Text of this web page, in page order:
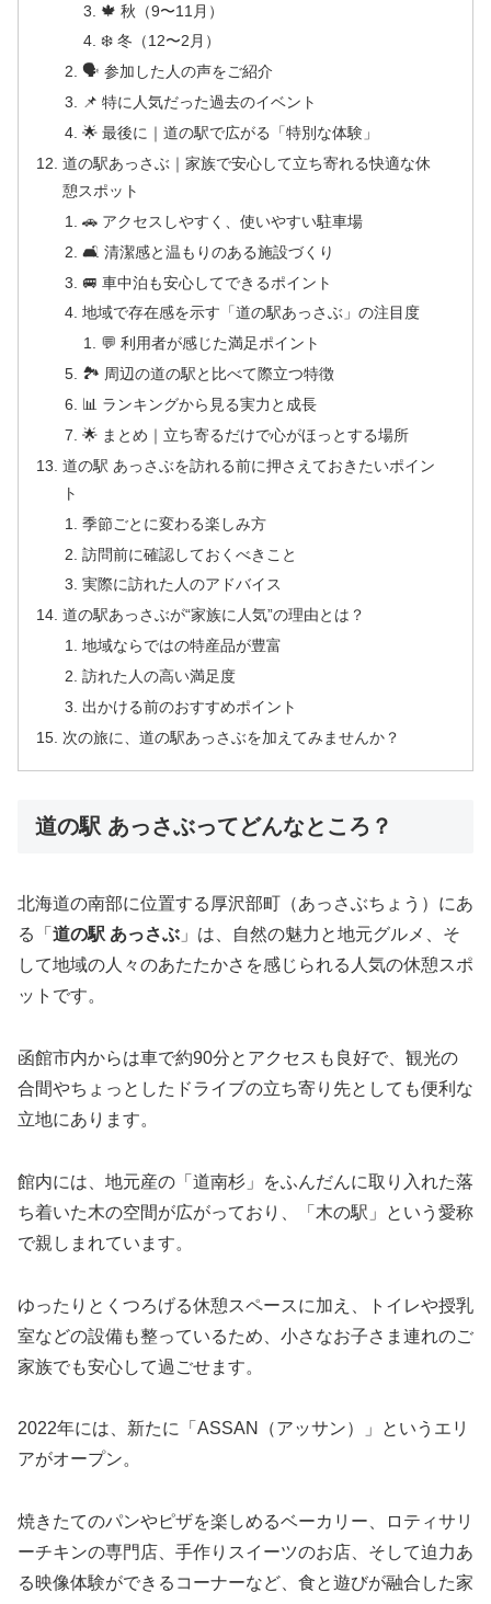
🍁 秋（9〜11月）
❄️ 冬（12〜2月）
🗣 参加した人の声をご紹介
📌 特に人気だった過去のイベント
🌟 最後に｜道の駅で広がる「特別な体験」
道の駅あっさぶ｜家族で安心して立ち寄れる快適な休
憩スポット
🚗 アクセスしやすく、使いやすい駐車場
🛋 清潔感と温もりのある施設づくり
🚐 車中泊も安心してできるポイント
地域で存在感を示す「道の駅あっさぶ」の注目度
💬 利用者が感じた満足ポイント
🏞 周辺の道の駅と比べて際立つ特徴
📊 ランキングから見る実力と成長
🌟 まとめ｜立ち寄るだけで心がほっとする場所
道の駅 あっさぶを訪れる前に押さえておきたいポイン
ト
季節ごとに変わる楽しみ方
訪問前に確認しておくべきこと
実際に訪れた人のアドバイス
道の駅あっさぶが“家族に人気”の理由とは？
地域ならではの特産品が豊富
訪れた人の高い満足度
出かける前のおすすめポイント
次の旅に、道の駅あっさぶを加えてみませんか？
道の駅 あっさぶってどんなところ？
北海道の南部に位置する厚沢部町（あっさぶちょう）にあ
る「 道の駅 あっさぶ 」は、自然の魅力と地元グルメ、そ
して地域の人々のあたたかさを感じられる人気の休憩スポ
ットです。
函館市内からは車で約90分とアクセスも良好で、観光の
合間やちょっとしたドライブの立ち寄り先としても便利な
立地にあります。
館内には、地元産の「道南杉」をふんだんに取り入れた落
ち着いた木の空間が広がっており、「木の駅」という愛称
で親しまれています。
ゆったりとくつろげる休憩スペースに加え、トイレや授乳
室などの設備も整っているため、小さなお子さま連れのご
家族でも安心して過ごせます。
2022年には、新たに「ASSAN（アッサン）」というエリ
アがオープン。
焼きたてのパンやピザを楽しめるベーカリー、ロティサリ
ーチキンの専門店、手作りスイーツのお店、そして迫力あ
る映像体験ができるコーナーなど、食と遊びが融合した家